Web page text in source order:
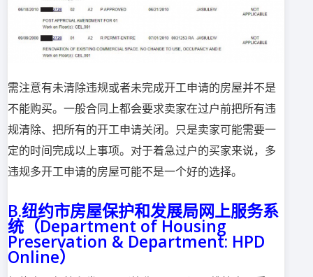
需注意有未清除违规或者未完成开工申请的房屋并不是
不能购买。一般合同上都会要求卖家在过户前把所有违
规清除、把所有的开工申请关闭。只是卖家可能需要一
定的时间完成以上事项。对于着急过户的买家来说，多
违规多开工申请的房屋可能不是一个好的选择。
B.纽约市房屋保护和发展局网上服务系
统（Department of Housing
Preservation & Department: HPD
Online）